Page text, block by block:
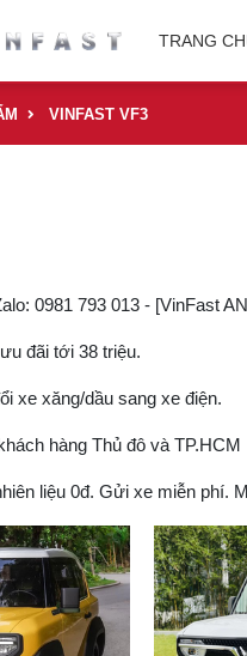
TRANG
VINFAST VF3
0981 793 013 - [VinFast
đãi tới 38 triệu.
xe xăng/dầu sang xe điện.
hàng Thủ đô và TP.HCM
liệu 0đ. Gửi xe miễn phí.